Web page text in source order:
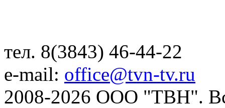
тел. 8(3843) 46-44-22
e-mail: office@tvn-tv.ru
2008-2026 ООО "ТВН".